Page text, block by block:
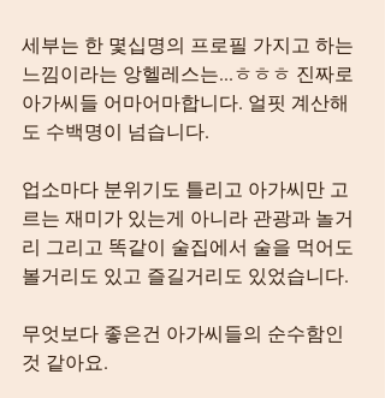
세부는 한 몇십명의 프로필 가지고 하는
느낌이라는 앙헬레스는...ㅎㅎㅎ 진짜로
아가씨들 어마어마합니다. 얼핏 계산해
도 수백명이 넘습니다.
업소마다 분위기도 틀리고 아가씨만 고
르는 재미가 있는게 아니라 관광과 놀거
리 그리고 똑같이 술집에서 술을 먹어도
볼거리도 있고 즐길거리도 있었습니다.
무엇보다 좋은건 아가씨들의 순수함인
것 같아요.